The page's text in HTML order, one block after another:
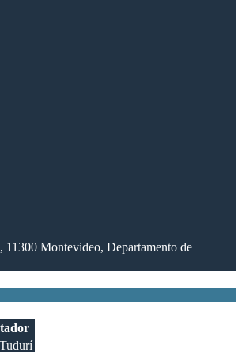
11300 Montevideo, Departamento de